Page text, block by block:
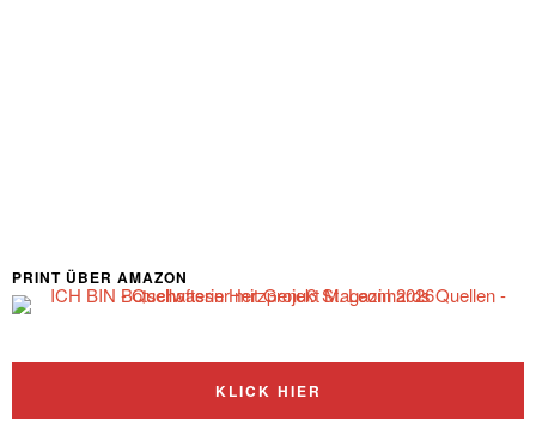
PRINT ÜBER AMAZON
KLICK HIER